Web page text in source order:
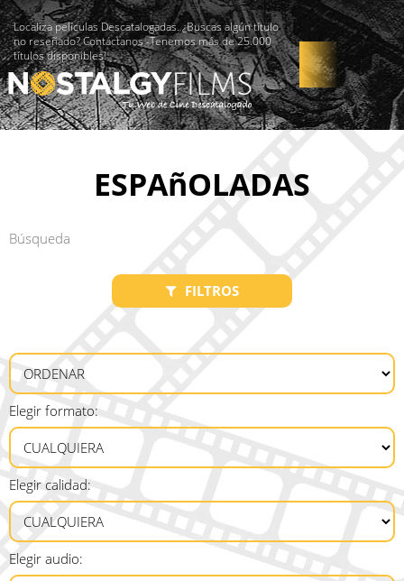
Localiza películas Descatalogadas. ¿Buscas algún título
no reseñado? Contáctanos -Tenemos más de 25.000
títulos disponibles!
ESPAñOLADAS
FILTROS
Elegir formato:
Elegir calidad:
Elegir audio: